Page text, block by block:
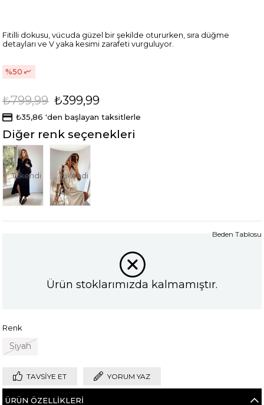
Fitilli dokusu, vücuda güzel bir şekilde otururken, sıra düğme
detayları ve V yaka kesimi zarafeti vurguluyor.
50
₺799,99 ₺399,99
₺35,86 'den başlayan taksitlerle
Diğer renk seçenekleri
Tükendi Tükendi
Ürün stoklarımızda kalmamıştır.
Renk
Siyah
Beden Tablosu
TAVSIYE ET YORUM YAZ
ÜRÜN ÖZELLIKLERI